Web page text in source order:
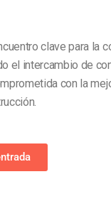
clave para la
el intercambio de
con la